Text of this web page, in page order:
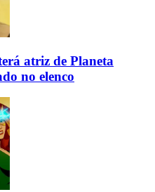
atriz de Planeta
no elenco